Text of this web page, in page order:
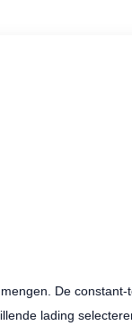
De
lading